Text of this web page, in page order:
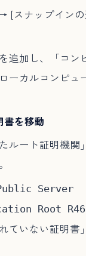
[スナップイン
追加し、「コン
ーカルコンピュ
書を移動
ルート証明機関
Server
Root R46
ていない証明書